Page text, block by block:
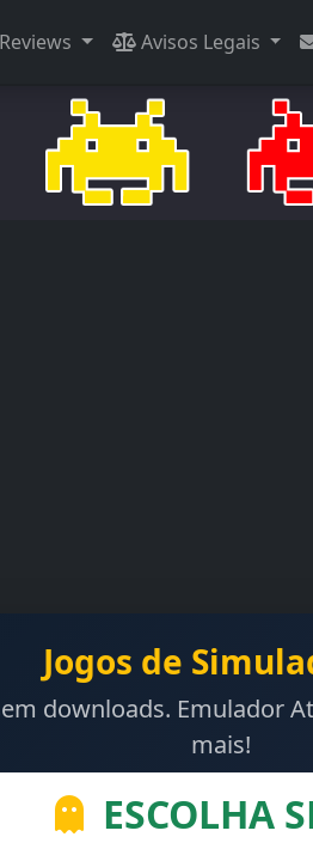
Reviews Avisos Legais
Jogos de
downloads. Emulador
mais!
ESCOLHA